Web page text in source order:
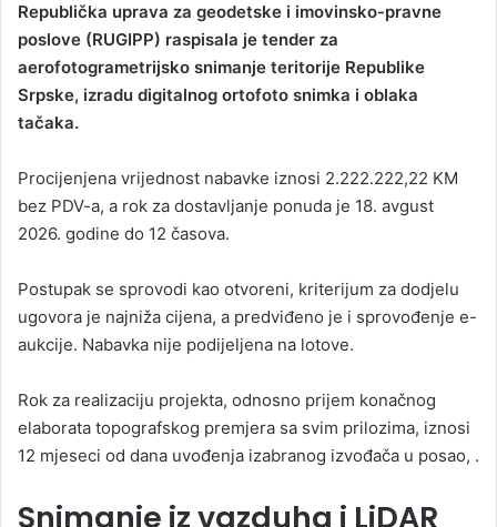
Republička uprava za geodetske i imovinsko-pravne
poslove (RUGIPP) raspisala je tender za
aerofotogrametrijsko snimanje teritorije Republike
Srpske, izradu digitalnog ortofoto snimka i oblaka
tačaka.
Procijenjena vrijednost nabavke iznosi 2.222.222,22 KM
bez PDV-a, a rok za dostavljanje ponuda je 18. avgust
2026. godine do 12 časova.
Postupak se sprovodi kao otvoreni, kriterijum za dodjelu
ugovora je najniža cijena, a predviđeno je i sprovođenje e-
aukcije. Nabavka nije podijeljena na lotove.
Rok za realizaciju projekta, odnosno prijem konačnog
elaborata topografskog premjera sa svim prilozima, iznosi
12 mjeseci od dana uvođenja izabranog izvođača u posao, .
Snimanje iz vazduha i LiDAR